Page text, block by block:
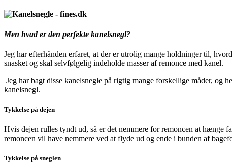
Men hvad er den perfekte kanelsnegl?
Jeg har efterhånden erfaret, at der er utrolig mange holdninger til,
snasket og skal selvfølgelig indeholde masser af remonce med kanel.
Jeg har bagt disse kanelsnegle på rigtig mange forskellige måder,
kanelsnegl.
Tykkelse på dejen
Hvis dejen rulles tyndt ud, så er det nemmere for remoncen at hænge
remoncen vil have nemmere ved at flyde ud og ende i bunden af
Tykkelse på sneglen